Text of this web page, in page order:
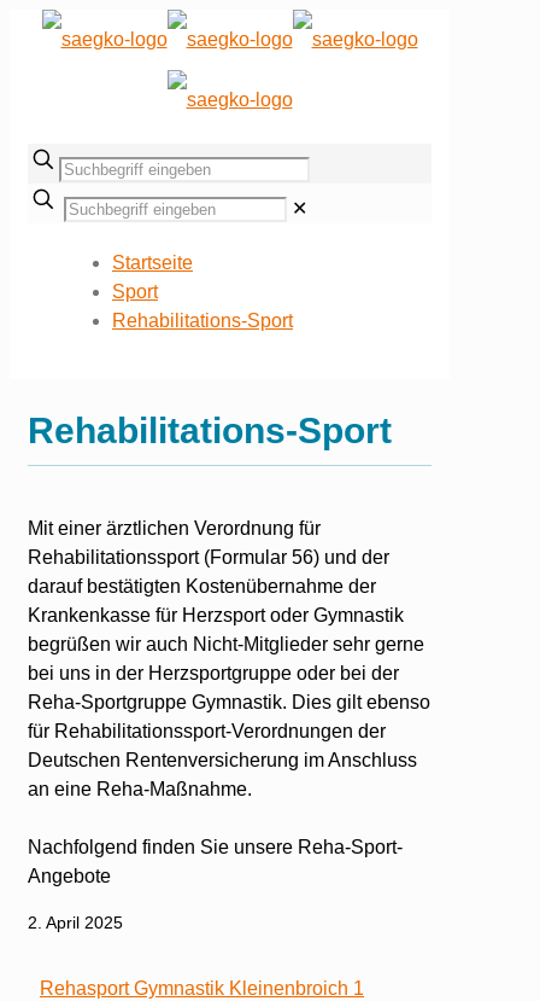
✕
Startseite
Sport
Rehabilitations-Sport
Rehabilitations-Sport
Mit einer ärztlichen Verordnung für
Rehabilitationssport (Formular 56) und der
darauf bestätigten Kostenübernahme der
Krankenkasse für Herzsport oder Gymnastik
begrüßen wir auch Nicht-Mitglieder sehr gerne
bei uns in der Herzsportgruppe oder bei der
Reha-Sportgruppe Gymnastik. Dies gilt ebenso
für Rehabilitationssport-Verordnungen der
Deutschen Rentenversicherung im Anschluss
an eine Reha-Maßnahme.
Nachfolgend finden Sie unsere Reha-Sport-
Angebote
2. April 2025
Rehasport Gymnastik Kleinenbroich 1